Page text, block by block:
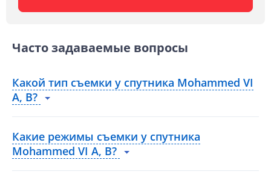
Часто задаваемые вопросы
Какой тип съемки у спутника Mohammed VI
A, B?
Какие режимы съемки у спутника
Mohammed VI A, B?